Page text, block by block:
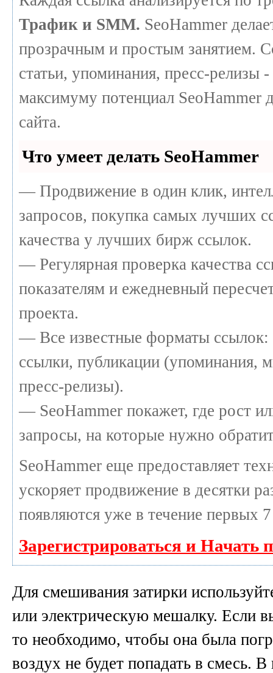
Трафик и SMM. SeoHammer
прозрачным и простым занятием.
статьи, упоминания, пресс-релизы
максимуму потенциал SeoHammer
сайта.
Что умеет делать SeoHammer
— Продвижение в один клик,
запросов, покупка самых лучших
качества у лучших бирж ссылок.
— Регулярная проверка качества
показателям и ежедневный
проекта.
— Все известные форматы ссылок:
ссылки, публикации (упоминания,
пресс-релизы).
— SeoHammer покажет, где рост
запросы, на которые нужно
SeoHammer еще предоставляет
ускоряет продвижение в десятки
появляются уже в течение первых
Зарегистрироваться и Начать
Для смешивания затирки
или электрическую мешалку. Если
то необходимо, чтобы она была
воздух не будет попадать в смесь.